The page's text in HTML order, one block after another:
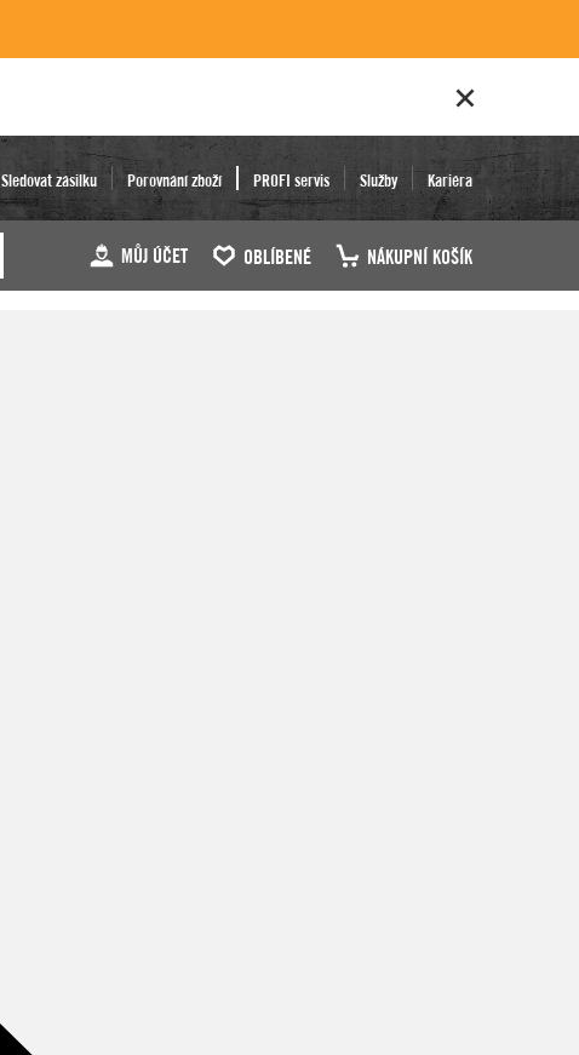
Sledovat zásilku Porovnání zboží PROFI servis Služby Kariéra
MŮJ ÚČET OBLÍBENÉ NÁKUPNÍ KOŠÍK